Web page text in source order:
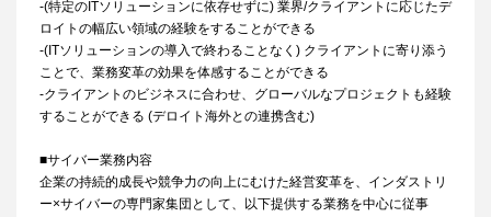
-(特定のITソリューションに依存せずに) 業界/クライアントに応じたデ
ロイトの幅広い領域の経験をすることができる
-(ITソリューションの導入で終わることなく) クライアントに寄り添う
ことで、業務変革の効果を体感することができる
-クライアントのビジネスに合わせ、グローバルなプロジェクトも経験
することができる (デロイト海外との連携含む)
■サイバー業務内容
企業の持続的成長や競争力の向上にむけた経営変革を、インダストリ
ー×サイバーの専門家集団として、以下提供する業務を中心に従事